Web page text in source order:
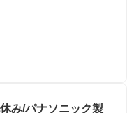
み/パナソニック製